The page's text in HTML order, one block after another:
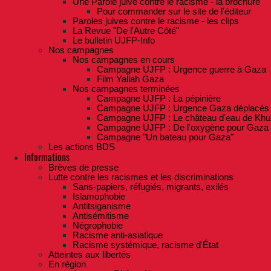
Pour commander sur le site de l'éditeur
Paroles juives contre le racisme - les clips
La Revue "De l'Autre Côté"
Le bulletin UJFP-Info
Nos campagnes
Nos campagnes en cours
Campagne UJFP : Urgence guerre à Gaza
Film Yallah Gaza
Nos campagnes terminées
Campagne UJFP : La pépinière
Campagne UJFP : Urgence Gaza déplacés
Campagne UJFP : Le château d'eau de
Campagne UJFP : De l'oxygène pour Gaza
Campagne "Un bateau pour Gaza"
Les actions BDS
Informations
Brèves de presse
Lutte contre les racismes et les discriminations
Sans-papiers, réfugiés, migrants, exilés
Islamophobie
Antitsiganisme
Antisémitisme
Négrophobie
Racisme anti-asiatique
Racisme systémique, racisme d'État
Atteintes aux libertés
En région